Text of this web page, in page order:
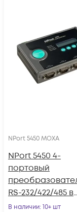
NPort 5450 MOXA
NPort 5450 4-
портовый
RS-232/422/485 в
Ethernet
В наличии: 10+ шт